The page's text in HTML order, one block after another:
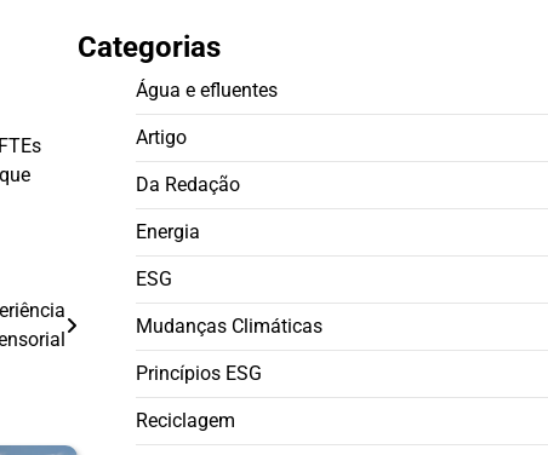
Categorias
Água e efluentes
Artigo
Da Redação
Energia
ESG
Mudanças Climáticas
Princípios ESG
Reciclagem